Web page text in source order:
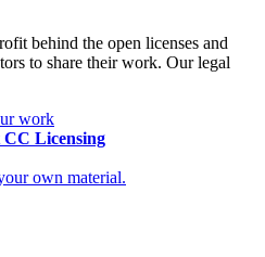
behind the open licenses and
to share their work. Our legal
work
Licensing
own material.